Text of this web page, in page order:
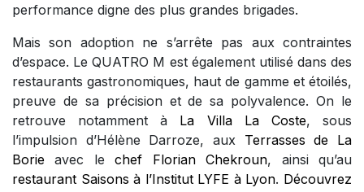
performance digne des plus grandes brigades.
Mais son adoption ne s’arrête pas aux contraintes
d’espace. Le QUATRO M est également utilisé dans des
restaurants gastronomiques, haut de gamme et étoilés,
preuve de sa précision et de sa polyvalence. On le
retrouve notamment à La Villa La Coste, sous
l’impulsion d’Hélène Darroze, aux Terrasses de La
Borie avec lechef Florian Chekroun, ainsi qu’au
restaurant Saisons à l’Institut LYFE à Lyon. Découvrez